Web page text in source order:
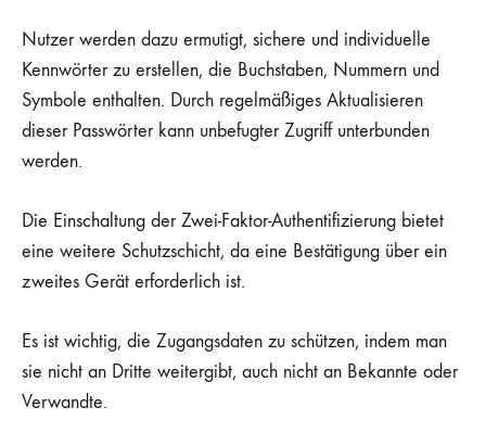
Nutzer werden dazu ermutigt, sichere und individuelle
Kennwörter zu erstellen, die Buchstaben, Nummern und
Symbole enthalten. Durch regelmäßiges Aktualisieren
dieser Passwörter kann unbefugter Zugriff unterbunden
werden.
Die Einschaltung der Zwei-Faktor-Authentifizierung bietet
eine weitere Schutzschicht, da eine Bestätigung über ein
zweites Gerät erforderlich ist.
Es ist wichtig, die Zugangsdaten zu schützen, indem man
sie nicht an Dritte weitergibt, auch nicht an Bekannte oder
Verwandte.